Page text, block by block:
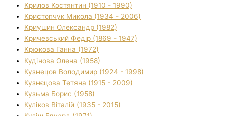
Крилов Костянтин (1910 - 1990)
Кристопчук Микола (1934 - 2006)
Криушин Олександр (1982)
Кричевський Федір (1869 - 1947)
Крюкова Ганна (1972)
Кудінова Олена (1958)
Кузнецов Володимир (1924 - 1998)
Кузнєцова Тетяна (1915 - 2009)
Кузьма Борис (1958)
Куліков Віталій (1935 - 2015)